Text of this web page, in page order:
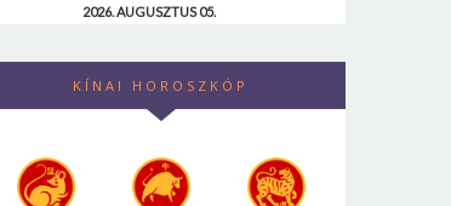
2026. AUGUSZTUS 05.
KÍNAI HOROSZKÓP